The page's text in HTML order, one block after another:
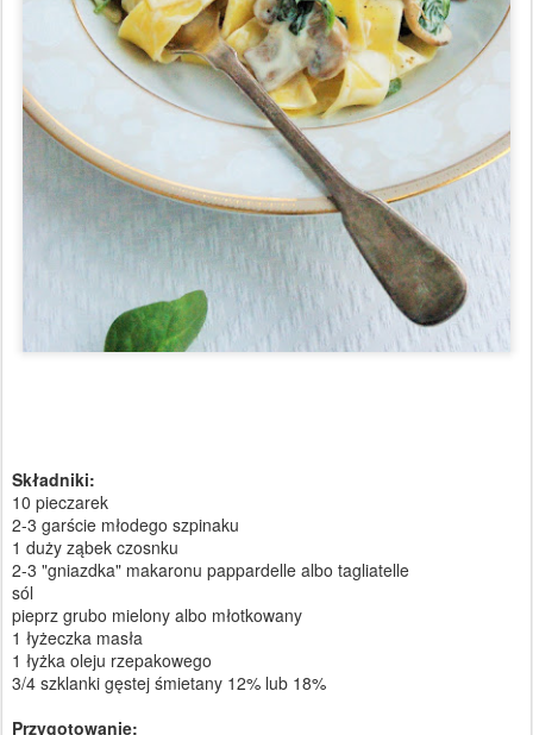
Składniki:
10 pieczarek
2-3 garście młodego szpinaku
1 duży ząbek czosnku
2-3 "gniazdka" makaronu pappardelle albo tagliatelle
sól
pieprz grubo mielony albo młotkowany
1 łyżeczka masła
1 łyżka oleju rzepakowego
3/4 szklanki gęstej śmietany 12% lub 18%
Przygotowanie: